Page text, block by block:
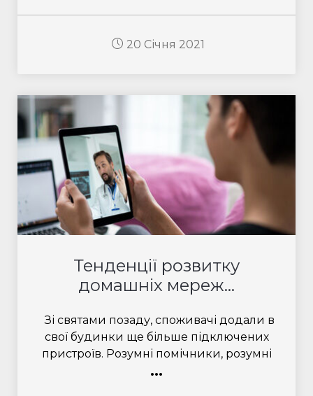
20 Січня 2021
Тенденції розвитку
домашніх мереж...
Зі святами позаду, споживачі додали в
свої будинки ще більше підключених
пристроїв. Розумні помічники, розумні
...